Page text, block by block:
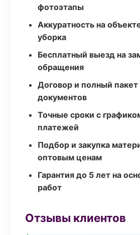
фотоэтапы
Аккуратность на
уборка
Бесплатный выезд на
обращения
Договор и полный
документов
Точные сроки с
платежей
Подбор и закупка
оптовым ценам
Гарантия до 5 лет на
работ
Отзывы клиентов